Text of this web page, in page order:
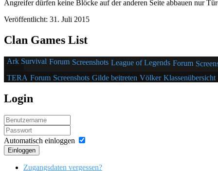
Angreifer dürfen keine Blöcke auf der anderen Seite abbauen nur
Veröffentlicht: 31. Juli 2015
Clan Games List
Ark Survival Forum Screenshots League of Legends Forum
TERA Forum Screenshots Gilde beitreten Völker Klassenübersicht
Login
Automatisch einloggen
Einloggen
Zugangsdaten vergessen?